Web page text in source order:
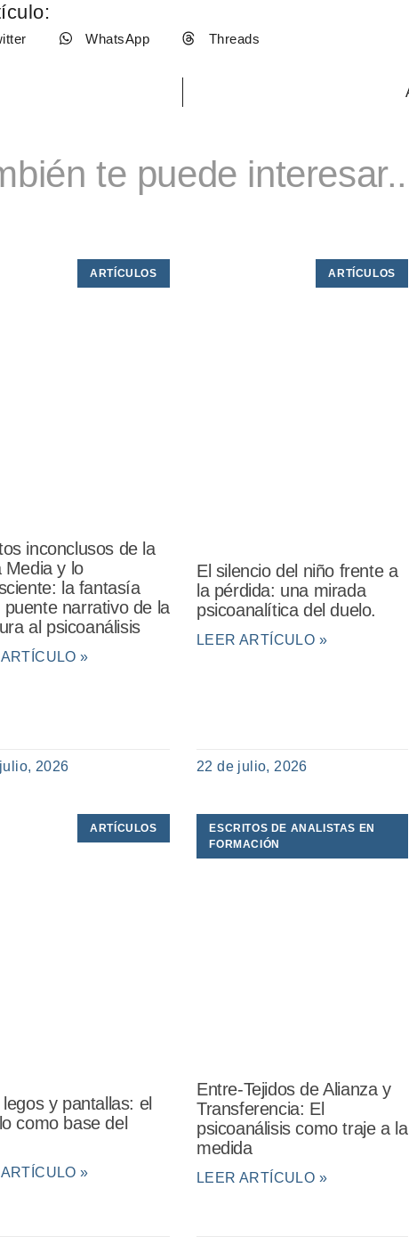
WhatsApp Threads
te puede
ARTÍCULOS
inconclusos de la
Media y lo
la fantasía
puente narrativo de la
al psicoanálisis
»
2026
ARTÍCULOS
El silencio del niño frente a
la pérdida: una mirada
psicoanalítica del duelo.
LEER ARTÍCULO »
22 de julio, 2026
ARTÍCULOS
y pantallas: el
como base del
»
ESCRITOS DE ANALISTAS EN
FORMACIÓN
Entre-Tejidos de Alianza y
Transferencia: El
psicoanálisis como traje a la
medida
LEER ARTÍCULO »